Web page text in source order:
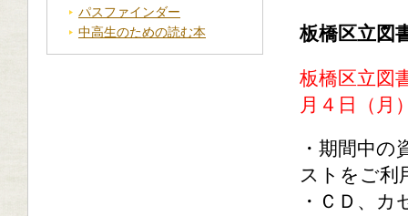
パスファインダー
中高生のための読む本
板橋区立図
板橋区立図
月４日（月
・期間中
ストをご利
・ＣＤ、